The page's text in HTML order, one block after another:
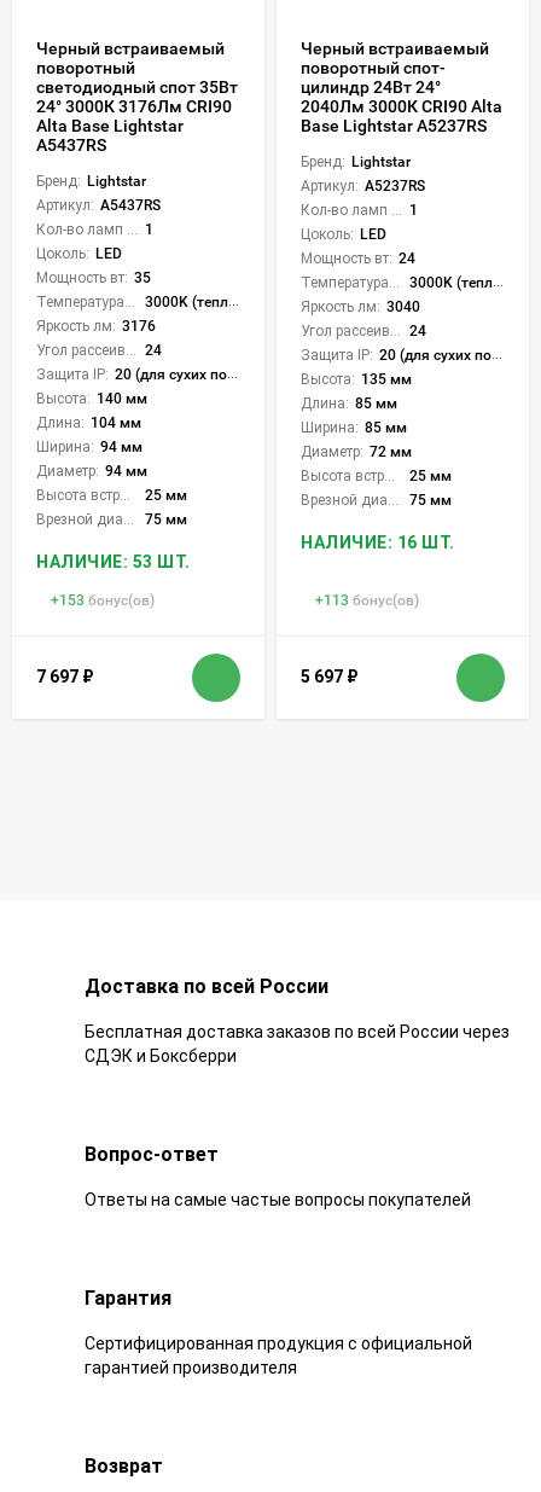
Черный встраиваемый
поворотный
светодиодный спот 35Вт
24° 3000К 3176Лм CRI90
Alta Base Lightstar
A5437RS
Бренд: Lightstar
Артикул: A5437RS
1
Цоколь: LED
Мощность вт: 35
3000K (теплый)
Яркость лм: 3176
24
Защита IP: 20 (для сухих пом.)
Высота: 140 мм
Длина: 104 мм
Ширина: 94 мм
Диаметр: 94 мм
25 мм
75 мм
НАЛИЧИЕ: 53 ШТ.
+153 бонус(ов)
7 697 ₽
Черный встраиваемый
поворотный спот-
цилиндр 24Вт 24°
2040Лм 3000К CRI90 Alta
Base Lightstar A5237RS
Бренд: Lightstar
Артикул: A5237RS
1
Цоколь: LED
Мощность вт: 24
3000K (теплый)
Яркость лм: 3040
24
Защита IP: 20 (для сухих пом.)
Высота: 135 мм
Длина: 85 мм
Ширина: 85 мм
Диаметр: 72 мм
25 мм
75 мм
НАЛИЧИЕ: 16 ШТ.
+113 бонус(ов)
5 697 ₽
Доставка по всей России
Бесплатная доставка заказов по всей России через
СДЭК и Боксберри
Вопрос-ответ
Ответы на самые частые вопросы покупателей
Гарантия
Сертифицированная продукция с официальной
гарантией производителя
Возврат